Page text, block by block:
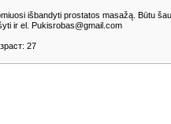
išbandyti prostatos masažą. Būtu
ir el. Pukisrobas@gmail.com
27